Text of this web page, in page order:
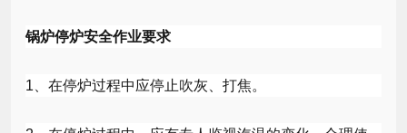
锅炉停炉安全作业要求
1 、在停炉过程中应停止吹灰、打焦。